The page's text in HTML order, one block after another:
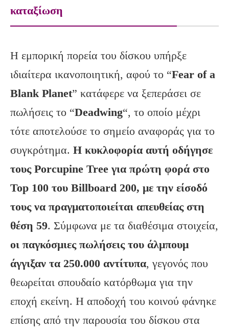
καταξίωση
Η εμπορική πορεία του δίσκου υπήρξε
ιδιαίτερα ικανοποιητική, αφού το “Fear ofa
BlankPlanet” κατάφερε να ξεπεράσει σε
πωλήσεις το “Deadwing“, το οποίο μέχρι
τότε αποτελούσε το σημείο αναφοράς για το
συγκρότημα. Η κυκλοφορία αυτή οδήγησε
τους Porcupine Tree για πρώτη φορά στο
Top 100 του Billboard 200, με την είσοδό
τους να πραγματοποιείται απευθείας στη
θέση 59. Σύμφωνα με τα διαθέσιμα στοιχεία,
οι παγκόσμιες πωλήσεις του άλμπουμ
άγγιξαν τα 250.000 αντίτυπα, γεγονός που
θεωρείται σπουδαίο κατόρθωμα για την
εποχή εκείνη. Η αποδοχή του κοινού φάνηκε
επίσης από την παρουσία του δίσκου στα